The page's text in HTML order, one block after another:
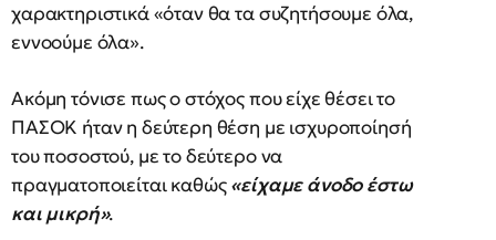
χαρακτηριστικά «όταν θα τα συζητήσουμε όλα,
εννοούμε όλα».
Ακόμη τόνισε πως ο στόχος που είχε θέσει το
ΠΑΣΟΚ ήταν η δεύτερη θέση με ισχυροποίησή
του ποσοστού, με το δεύτερο να
πραγματοποιείται καθώς«είχαμε άνοδο έστω
και μικρή».